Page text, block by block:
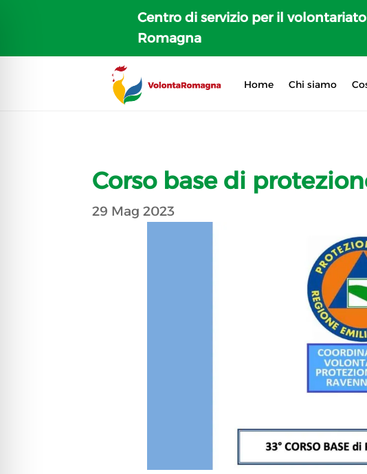
Centro di servizio per il
Romagna
Home Chi siamo
Corso base di
29 Mag 2023